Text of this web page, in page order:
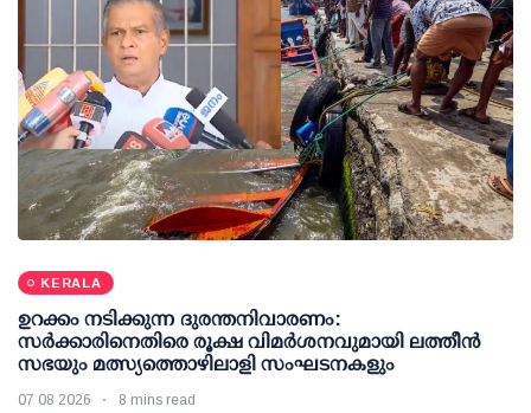
KERALA
ഉറക്കം നടിക്കുന്ന ദുരന്തനിവാരണം:
സര്‍ക്കാരിനെതിരെ രൂക്ഷ വിമര്‍ശനവുമായി ലത്തീന്‍
സഭയും മത്സ്യത്തൊഴിലാളി സംഘടനകളും
07 08 2026 8 mins read